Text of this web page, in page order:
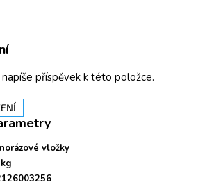
příspěvek k této položce.
vložky